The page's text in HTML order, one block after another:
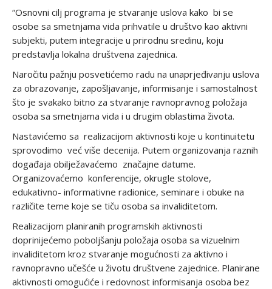
“Osnovni cilj programa je stvaranje uslova kako bi se
osobe sa smetnjama vida prihvatile u društvo kao aktivni
subjekti, putem integracije u prirodnu sredinu, koju
predstavlja lokalna društvena zajednica.
Naročitu pažnju posvetićemo radu na unaprjeđivanju uslova
za obrazovanje, zapošljavanje, informisanje i samostalnost
što je svakako bitno za stvaranje ravnopravnog položaja
osoba sa smetnjama vida i u drugim oblastima života.
Nastavićemo sa realizacijom aktivnosti koje u kontinuitetu
sprovodimo već više decenija. Putem organizovanja raznih
događaja obilježavaćemo značajne datume.
Organizovaćemo konferencije, okrugle stolove,
edukativno- informativne radionice, seminare i obuke na
različite teme koje se tiču osoba sa invaliditetom.
Realizacijom planiranih programskih aktivnosti
doprinijećemo poboljšanju položaja osoba sa vizuelnim
invaliditetom kroz stvaranje mogućnosti za aktivno i
ravnopravno učešće u životu društvene zajednice. Planirane
aktivnosti omogućiće i redovnost informisanja osoba bez